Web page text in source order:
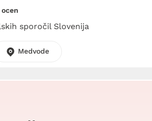
ocen
sporočil Slovenija
Medvode